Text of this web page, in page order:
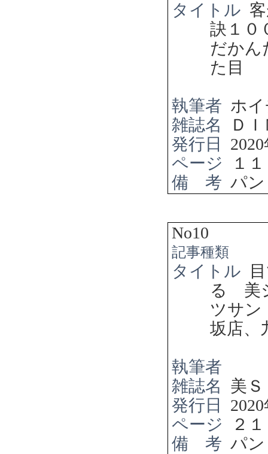
タイトル
訣１
だかん
た目
執筆者 ホ
雑誌名
Ｄ
発行日
2020
ページ
１
備 考 パ
No10
記事種類
タイトル
る 美
ツサ
坂店、
執筆者
雑誌名
美Ｓ
発行日
2020
ページ
２
備 考 パ